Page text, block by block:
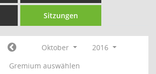
Sitzungen
Oktober
2016
Gremium auswählen